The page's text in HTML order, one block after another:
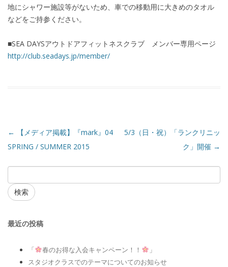
地にシャワー施設等がないため、車での移動用に大きめのタオル
などをご持参ください。
■SEA DAYSアウトドアフィットネスクラブ メンバー専用ページ
http://club.seadays.jp/member/
←
【メディア掲載】『mark』04
SPRING / SUMMER 2015
5/3（日・祝）「ランクリニッ
ク」開催 →
検索
最近の投稿
「 春のお得な入会キャンペーン！！
」
スタジオクラスでのテーマについてのお知らせ